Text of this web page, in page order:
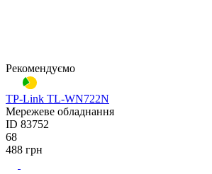
Рекомендуємо
TP-Link TL-WN722N
Мережеве обладнання
ID 83752
68
488 грн